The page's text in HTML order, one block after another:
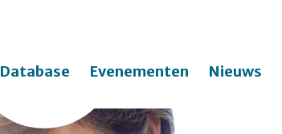
Database Evenementen Nieuws